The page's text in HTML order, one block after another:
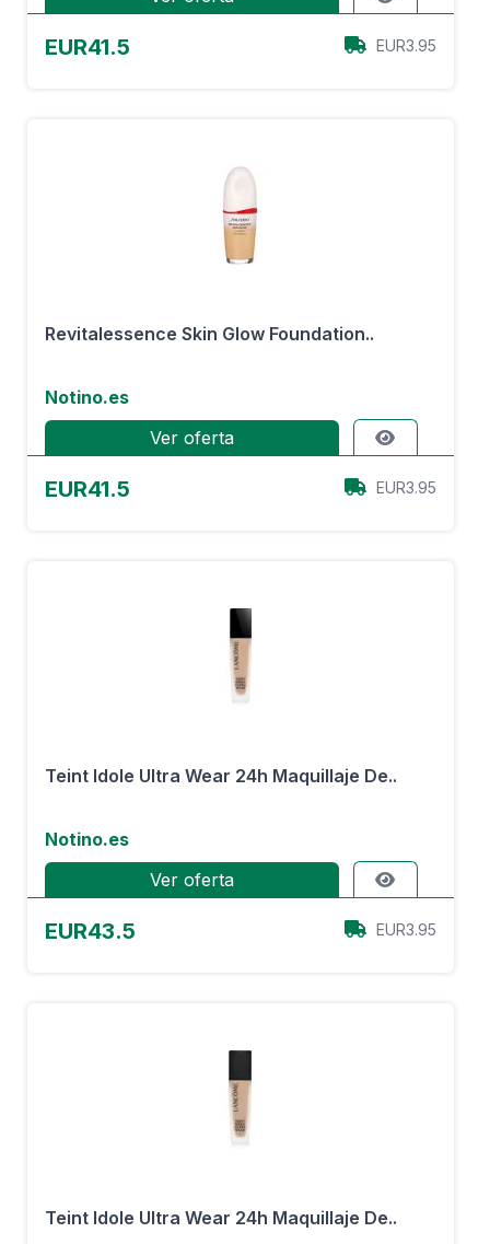
EUR41.5 EUR3.95
Revitalessence Skin Glow Foundation..
Notino.es
Ver oferta
EUR41.5 EUR3.95
Teint Idole Ultra Wear 24h Maquillaje De..
Notino.es
Ver oferta
EUR43.5 EUR3.95
Teint Idole Ultra Wear 24h Maquillaje De..